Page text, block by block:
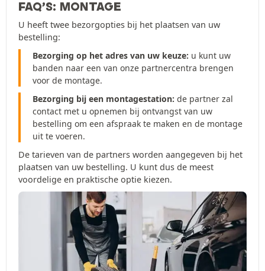
FAQ’S: MONTAGE
U heeft twee bezorgopties bij het plaatsen van uw
bestelling:
Bezorging op het adres van uw keuze: u kunt uw
banden naar een van onze partnercentra brengen
voor de montage.
Bezorging bij een montagestation: de partner zal
contact met u opnemen bij ontvangst van uw
bestelling om een afspraak te maken en de montage
uit te voeren.
De tarieven van de partners worden aangegeven bij het
plaatsen van uw bestelling. U kunt dus de meest
voordelige en praktische optie kiezen.